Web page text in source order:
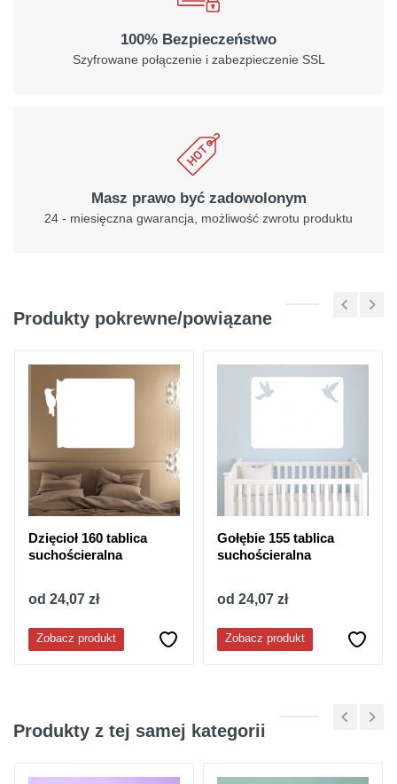
100% Bezpieczeństwo
Szyfrowane połączenie i zabezpieczenie SSL
Masz prawo być zadowolonym
24 - miesięczna gwarancja, możliwość zwrotu produktu
Produkty pokrewne/powiązane
Dzięcioł 160 tablica
suchościeralna
od 24,07 zł
Zobacz produkt
Gołębie 155 tablica
suchościeralna
od 24,07 zł
Zobacz produkt
Produkty z tej samej kategorii